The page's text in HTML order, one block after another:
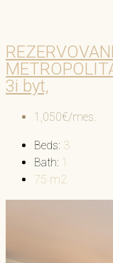
3i byt,
1,050€/mes.
Beds: 3
Bath: 1
75 m2